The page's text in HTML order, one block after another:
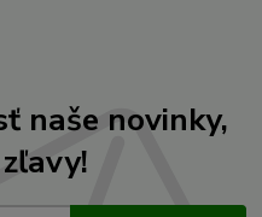
naše novinky,